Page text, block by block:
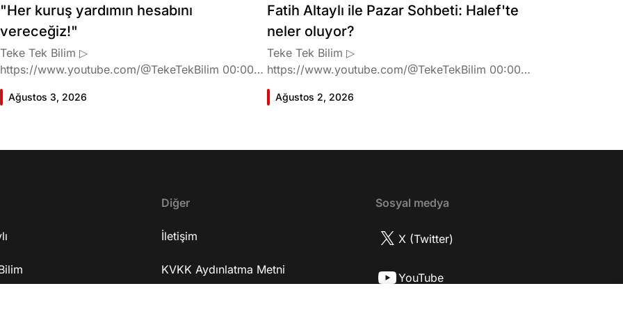
"Her kuruş yardımın hesabını
vereceğiz!"
Teke Tek Bilim ▷
https://www.youtube.com/@TekeTekBilim 00:00
Giriş 01:58 Butlan kararı 05:58 Butlan kararı kimin
meselesi? 11:32 Kılıçdaroğlu bu günlerin sinyalini
30:09 AK Parti'ye geçişlerin duracağının garantisi
Yargıtay kararından eminken neden partiden
Seçim güvenliğini nasıl sağlayacak? 1:06:25 Ekrem
Özgür Özel'in fezlekeleri ve dokunulmazlığın
kalkma ihtimali 1:14:38 Anket sonuçlarına nasıl
Ağustos 3, 2026
Fatih Altaylı ile Pazar Sohbeti: Halef'te
neler oluyor?
Teke Tek Bilim ▷
https://www.youtube.com/@TekeTekBilim 00:00
Giriş 02:46 Biran Damla Yılmaz dizi teklifi
geldiğinde neler hissetti? 05:41 Oynadığı role nasıl
neler kattı? 17:52 İlhan Şen, ayakkabı eleştirisinden
mi? 22:22 Biran Damla Yılmaz nereli, nasıl bir
etkiliyor mu? 30:18 Mert Doğan'ın oyunculuk
serüveni nasıl başladı? 35:47 Aziz Yıldırım
mühendis olduğu için mühendisliği seçtiği doğru
Ağustos 2, 2026
Diğer
İletişim
KVKK Aydınlatma Metni
Sosyal medya
X (Twitter)
YouTube